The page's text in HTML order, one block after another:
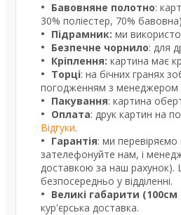
Бавовняне полотно:
30% поліестер, 70%
Підрамник: ми
Безпечне чорнило: для
Кріплення: картина має
Торці: на бічних гранях
погодженням з менеджером
Пакування: картина
Оплата: друк картин на
Відгуки.
Гарантія: ми
зателефонуйте нам, і
доставкою за наш рахунок).
безпосередньо у відділенні.
Великі габарити (100см
кур'єрська доставка.